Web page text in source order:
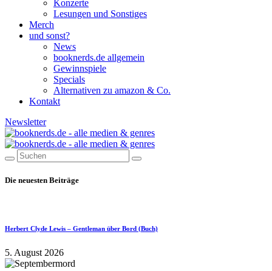
Konzerte
Lesungen und Sonstiges
Merch
und sonst?
News
booknerds.de allgemein
Gewinnspiele
Specials
Alternativen zu amazon & Co.
Kontakt
Newsletter
Die neuesten Beiträge
Herbert Clyde Lewis – Gentleman über Bord (Buch)
5. August 2026